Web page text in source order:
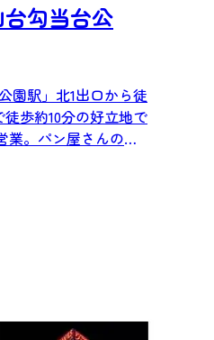
勾当台公
園駅」北1出口から徒
歩約10分の好立地で
業。パン屋さんのパ